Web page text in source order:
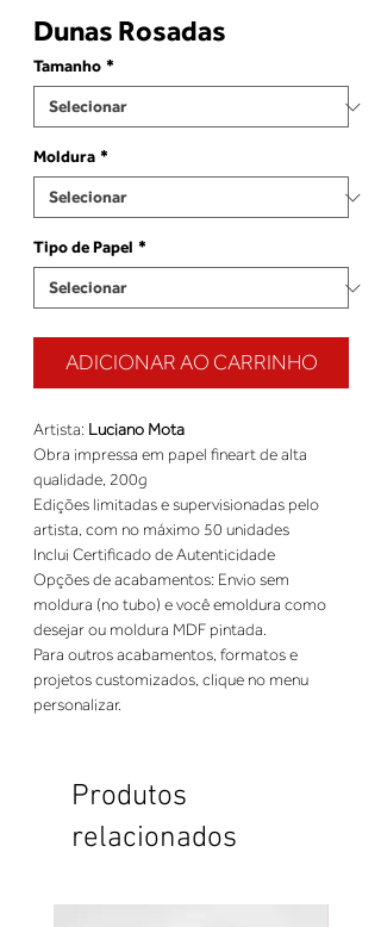
Dunas Rosadas
Tamanho *
Moldura *
Tipo de Papel *
ADICIONAR AO CARRINHO
Artista: Luciano Mota
Obra impressa em papel fineart de alta
qualidade, 200g
Edições limitadas e supervisionadas pelo
artista, com no máximo 50 unidades
Inclui Certificado de Autenticidade
Opções de acabamentos: Envio sem
moldura (no tubo) e você emoldura como
desejar ou moldura MDF pintada.
Para outros acabamentos, formatos e
projetos customizados, clique no menu
personalizar.
Produtos
relacionados